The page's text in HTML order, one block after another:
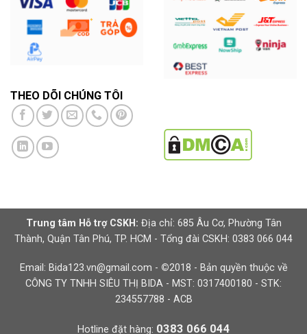
THEO DÕI CHÚNG TÔI
Trung tâm Hỗ trợ CSKH: Địa chỉ: 685 Âu Cơ, Phường Tân
Thành, Quận Tân Phú, TP. HCM - Tổng đài CSKH: 0383 066 044
Email: Bida123.vn@gmail.com - ©2018 - Bản quyền thuộc về
CÔNG TY TNHH SIÊU THỊ BIDA - MST: 0317400180 - STK:
234557788 - ACB
Hotline đặt hàng: 0383 066 044